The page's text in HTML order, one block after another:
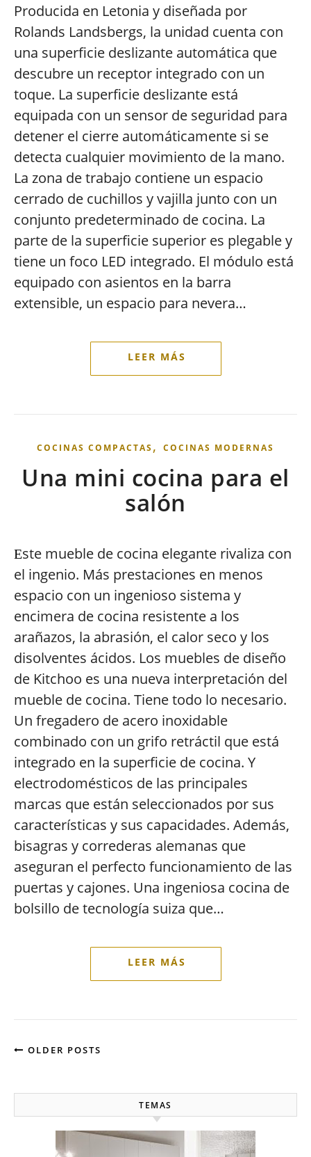
Producida en Letonia y diseñada por
Rolands Landsbergs, la unidad cuenta con
una superficie deslizante automática que
descubre un receptor integrado con un
toque. La superficie deslizante está
equipada con un sensor de seguridad para
detener el cierre automáticamente si se
detecta cualquier movimiento de la mano.
La zona de trabajo contiene un espacio
cerrado de cuchillos y vajilla junto con un
conjunto predeterminado de cocina. La
parte de la superficie superior es plegable y
tiene un foco LED integrado. El módulo está
equipado con asientos en la barra
extensible, un espacio para nevera…
COCINAS COMPACTAS, COCINAS MODERNAS
Una mini cocina para el
salón
Este mueble de cocina elegante rivaliza con
el ingenio. Más prestaciones en menos
espacio con un ingenioso sistema y
encimera de cocina resistente a los
arañazos, la abrasión, el calor seco y los
disolventes ácidos. Los muebles de diseño
de Kitchoo es una nueva interpretación del
mueble de cocina. Tiene todo lo necesario.
Un fregadero de acero inoxidable
combinado con un grifo retráctil que está
integrado en la superficie de cocina. Y
electrodomésticos de las principales
marcas que están seleccionados por sus
características y sus capacidades. Además,
bisagras y correderas alemanas que
aseguran el perfecto funcionamiento de las
puertas y cajones. Una ingeniosa cocina de
bolsillo de tecnología suiza que…
OLDER POSTS
TEMAS